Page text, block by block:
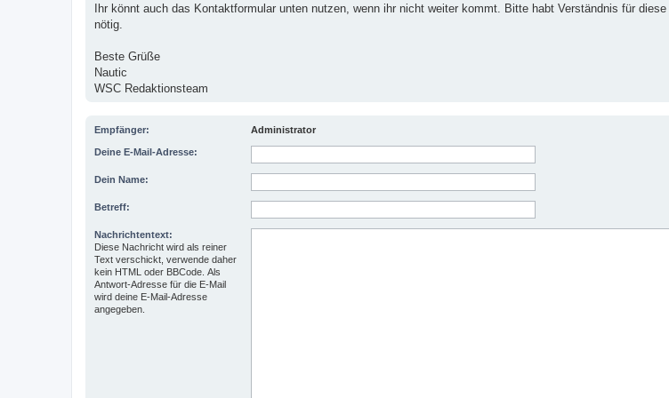
Ihr könnt auch das Kontaktformular unten nutzen, wenn ihr nicht weiter kommt. Bitte habt Verständnis für
nötig.
Beste Grüße
Nautic
WSC Redaktionsteam
Empfänger: Administrator
Deine E-Mail-Adresse:
Dein Name:
Betreff:
Nachrichtentext:
Diese Nachricht wird als reiner
Text verschickt, verwende daher
kein HTML oder BBCode. Als
Antwort-Adresse für die E-Mail
wird deine E-Mail-Adresse
angegeben.